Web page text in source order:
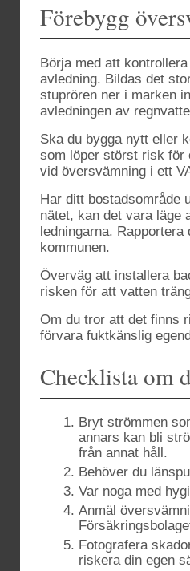
Förebygg
Börja med att
avledning. Bildas det
stuprören ner i marken
avledningen av
Ska du bygga nytt eller
som löper störst risk för
vid översvämning i ett
Har ditt bostadsområde
nätet, kan det vara läge
ledningarna.
kommunen.
Överväg att installera
risken för att vatten
Om du tror att det finns
förvara fuktkänslig
Checklista om
Bryt strömmen
annars kan bli
från annat håll.
Behöver du
Var noga med
Anmäl
Fotografera
riskera din egen